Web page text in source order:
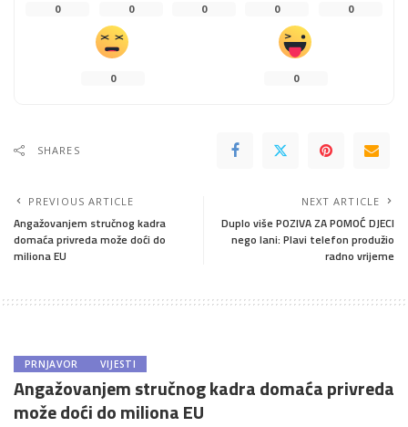
0 0 0 0 0
0 0
SHARES
PREVIOUS ARTICLE
Angažovanjem stručnog kadra
domaća privreda može doći do
miliona EU
NEXT ARTICLE
Duplo više POZIVA ZA POMOĆ DJECI
nego lani: Plavi telefon produžio
radno vrijeme
PRNJAVOR VIJESTI
Angažovanjem stručnog kadra domaća privreda
može doći do miliona EU